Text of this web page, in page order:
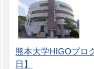
熊本大学HIGOプロ
日】